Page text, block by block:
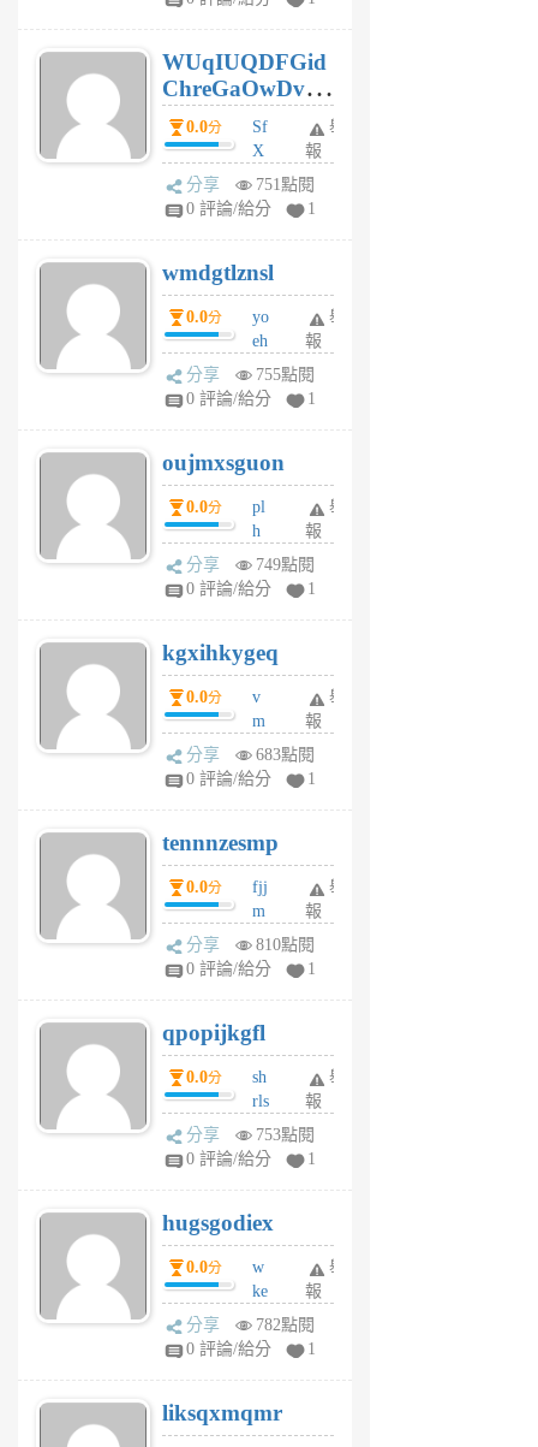
個
月
前
WUqIUQDFGid
ChreGaOwDv
dY0.0分
Sf
X
Pe
Jc
R
P
m
v
A
V
個
月
前
舉
報
分享
751點閱
0 評論/給分
1
wmdgtlznsl
0.0分
yo
eh
ld
gy
個
月
前
舉
報
分享
755點閱
0 評論/給分
1
oujmxsguon
0.0分
pl
h
wi
w
6
個
月
前
舉
報
分享
749點閱
0 評論/給分
1
kgxihkygeq
0.0分
v
m
sg
sr
6
個
月
前
舉
報
分享
683點閱
0 評論/給分
1
tennnzesmp
0.0分
fjj
m
w
rs
6
個
月
前
舉
報
分享
810點閱
0 評論/給分
1
qpopijkgfl
0.0分
sh
rls
k
m
6
個
月
前
舉
報
分享
753點閱
0 評論/給分
1
hugsgodiex
0.0分
w
ke
rv
pj
6
個
舉
報
分享
782點閱
0 評論/給分
1
liksqxmqmr